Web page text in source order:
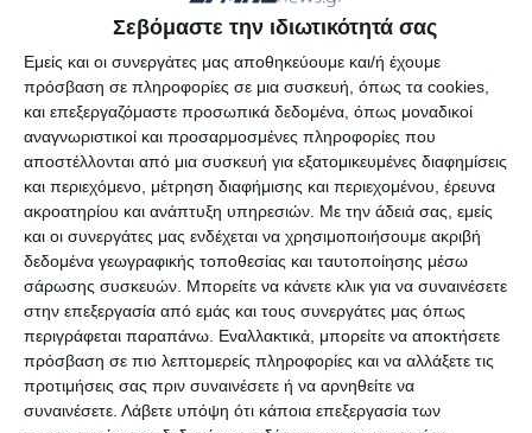
Σεβόμαστε την ιδιωτικότητά σας
Εμείς και οι συνεργάτες μας αποθηκεύουμε και/ή έχουμε
πρόσβαση σε πληροφορίες σε μια συσκευή, όπως τα cookies,
και επεξεργαζόμαστε προσωπικά δεδομένα, όπως μοναδικοί
αναγνωριστικοί και προσαρμοσμένες πληροφορίες που
αποστέλλονται από μια συσκευή για εξατομικευμένες διαφημίσεις
και περιεχόμενο, μέτρηση διαφήμισης και περιεχομένου, έρευνα
ακροατηρίου και ανάπτυξη υπηρεσιών. Με την άδειά σας, εμείς
και οι συνεργάτες μας ενδέχεται να χρησιμοποιήσουμε ακριβή
δεδομένα γεωγραφικής τοποθεσίας και ταυτοποίησης μέσω
σάρωσης συσκευών. Μπορείτε να κάνετε κλικ για να συναινέσετε
στην επεξεργασία από εμάς και τους συνεργάτες μας όπως
περιγράφεται παραπάνω. Εναλλακτικά, μπορείτε να αποκτήσετε
πρόσβαση σε πιο λεπτομερείς πληροφορίες και να αλλάξετε τις
προτιμήσεις σας πριν συναινέσετε ή να αρνηθείτε να
συναινέσετε. Λάβετε υπόψη ότι κάποια επεξεργασία των
τουρίστα από τον γκρεμό στο Ναυάγιο:
«Ευτυχώς που μπόρεσε ο τουρίστας να σκαλώσει
στα βράχια και έτσι του δόθηκε η ευκαιρία να
σωθεί! Θα ήθελα να δώσω συγχαρητήρια στο
πυροσβεστικό κλιμάκιο Ελατίων αλλά και στην
Αστυνομία για την άμεση κινητοποίηση στο
σημείο. Φτάσαμε όλοι στο πλάτωμα σε ελάχιστο
χρόνο.
Ο συγχωριανός μας ο Η. Καμπιώτης, υπάλληλος
της Πυροσβεστικής Υπηρεσίας, έφτασε ως την
άκρη του γκρεμού, προκειμένου να ηρεμήσει τον